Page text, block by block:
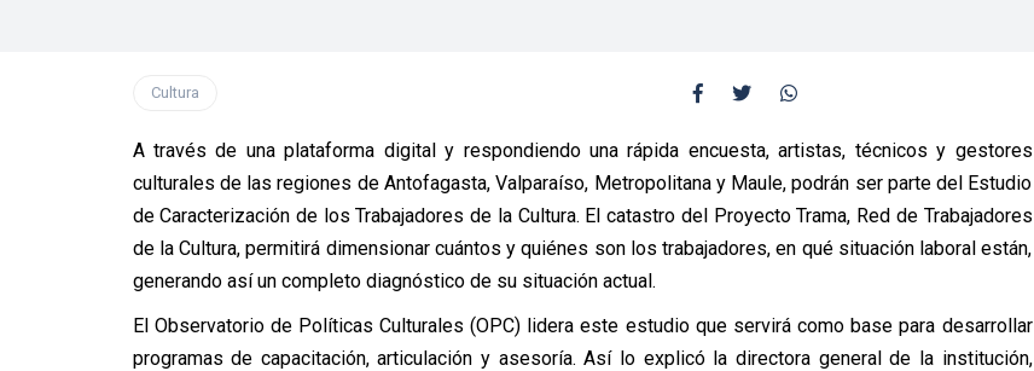
Cultura
A través de una plataforma digital y respondiendo una rápida encuesta, artistas, técnicos y gestores
culturales de las regiones de Antofagasta, Valparaíso, Metropolitana y Maule, podrán ser parte del Estudio
de Caracterización de los Trabajadores de la Cultura. El catastro del Proyecto Trama, Red de Trabajadores
de la Cultura, permitirá dimensionar cuántos y quiénes son los trabajadores, en qué situación laboral están,
generando así un completo diagnóstico de su situación actual.
El Observatorio de Políticas Culturales (OPC) lidera este estudio que servirá como base para desarrollar
programas de capacitación, articulación y asesoría. Así lo explicó la directora general de la institución,